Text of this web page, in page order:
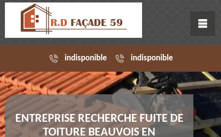
indisponible indisponible
ENTREPRISE RECHERCHE FUITE DE
TOITURE BEAUVOIS EN